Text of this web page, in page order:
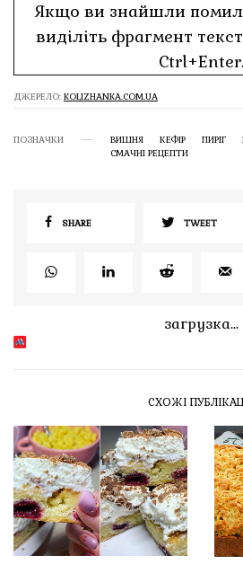
Якщо ви знайшли
виділіть фрагмент
Ctrl+Enter.
ДЖЕРЕЛО: KOLIZHANKA.COM.UA
ПОЗНАЧКИ ВИШНЯ КЕФІР ПИРІГ
СМАЧНІ РЕЦЕПТИ
SHARE TWEET
загрузка...
СХОЖІ